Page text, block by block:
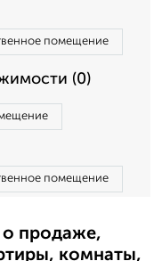
помещение
(0)
помещение
продаже,
комнаты,